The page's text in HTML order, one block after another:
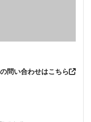
問い合わせはこちら